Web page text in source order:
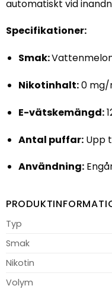
automatiskt vid
Specifikationer:
Smak:
Nikotinhalt:0 mg/
E-vätskemängd:
Antal puffar:Upp
Användning:
Typ
Smak
Nikotin
Volym